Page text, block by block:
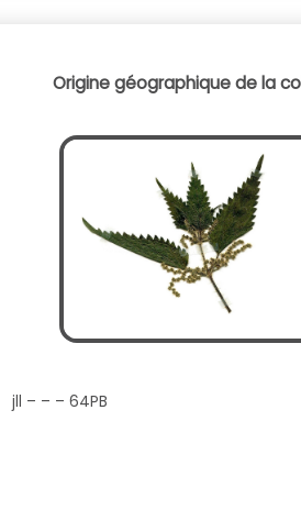
Origine géographique de la
jll – – – 64PB